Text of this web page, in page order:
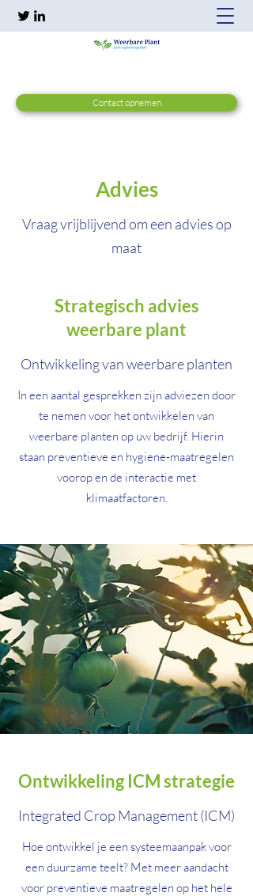
Contact opnemen
Advies
Vraag vrijblijvend om een advies op
maat
Strategisch advies
weerbare plant
Ontwikkeling van weerbare planten
In een aantal gesprekken zijn adviezen door
te nemen voor het ontwikkelen van
weerbare planten op uw bedrijf. Hierin
staan preventieve en hygiene-maatregelen
voorop en de interactie met
klimaatfactoren.
Ontwikkeling ICM strategie
Integrated Crop Management (ICM)
Hoe ontwikkel je een systeemaanpak voor
een duurzame teelt? Met meer aandacht
voor preventieve maatregelen op het hele